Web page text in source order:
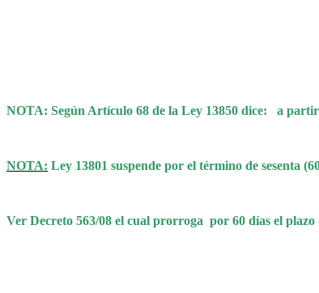
NOTA: Según Artículo 68 de la Ley 13850 dice: a partir
NOTA: Ley 13801 suspende por el término de sesenta
Ver Decreto 563/08 el cual prorroga por 60 días el plazo